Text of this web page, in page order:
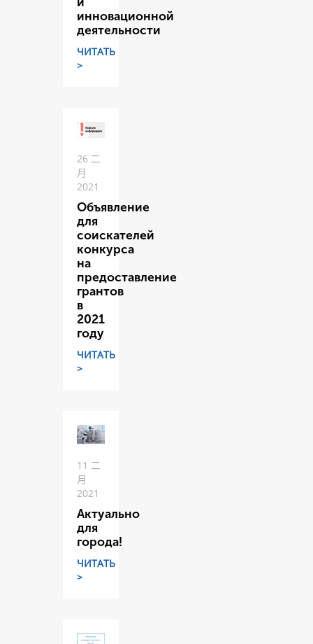
инновационной
деятельности
ЧИТАТЬ
>
26 二
月
2021
Объявление
для
соискателей
конкурса
на
предоставление
грантов
в
2021
году
ЧИТАТЬ
>
11 二
月
2021
Актуально
для
города!
ЧИТАТЬ
>